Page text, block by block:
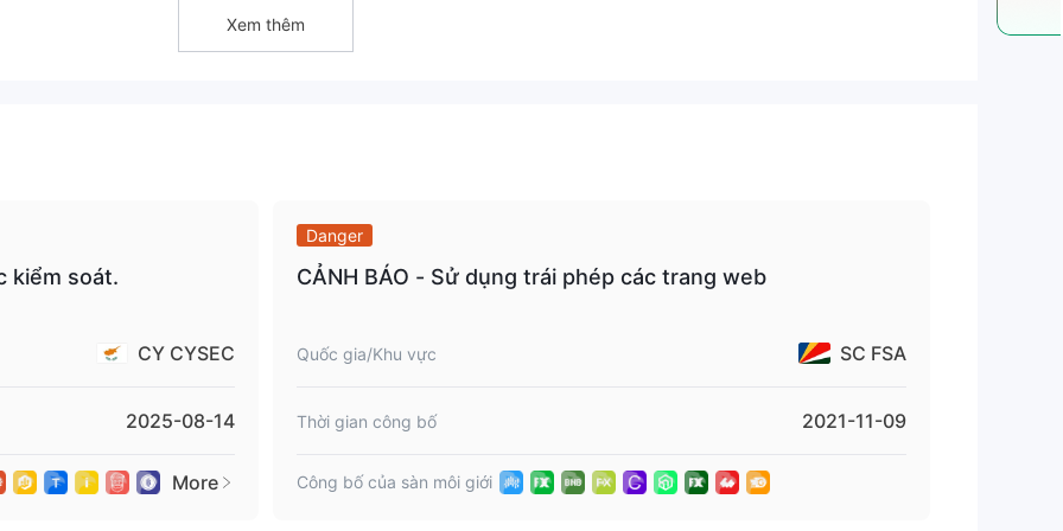
hệ hợp lệ duy nhất là e-mail info@realfxexperts.com. nhà môi giới rõ
sẽ mất tiền nếu gửi tiền vào đó.
Xem thêm
kiểm soát.
CY CYSEC
2025-08-14
More
Danger
CẢNH BÁO - Sử dụng trái phép các trang web
Quốc gia/Khu vực SC FSA
Thời gian công bố 2021-11-09
Công bố của sàn môi giới